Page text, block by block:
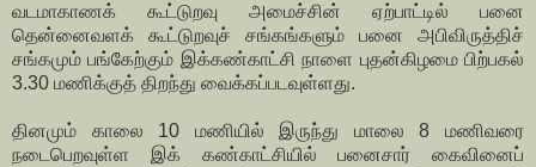
வடமாகாணக் கூட்டுறவு அமைச்சின் ஏற்பாட்டில் பனை
தென்னைவளக் கூட்டுறவுச் சங்கங்களும் பனை அபிவிருத்திச்
சங்கமும் பங்கேற்கும் இக்கண்காட்சி நாளை புதன்கிழமை பிற்பகல்
3.30 மணிக்குத் திறந்து வைக்கப்படவுள்ளது.
தினமும் காலை 10 மணியில் இருந்து மாலை 8 மணிவரை
நடைபெறவுள்ள இக் கண்காட்சியில் பனைசார் கைவினைப்